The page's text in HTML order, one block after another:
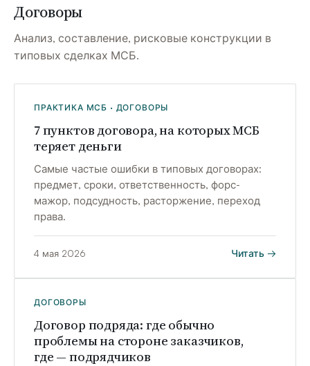
Договоры
Анализ, составление, рисковые конструкции в
типовых сделках МСБ.
ПРАКТИКА МСБ · ДОГОВОРЫ
7 пунктов договора, на которых МСБ
теряет деньги
Самые частые ошибки в типовых договорах:
предмет, сроки, ответственность, форс-
мажор, подсудность, расторжение, переход
права.
4 мая 2026 Читать →
ДОГОВОРЫ
Договор подряда: где обычно
проблемы на стороне заказчиков,
где — подрядчиков